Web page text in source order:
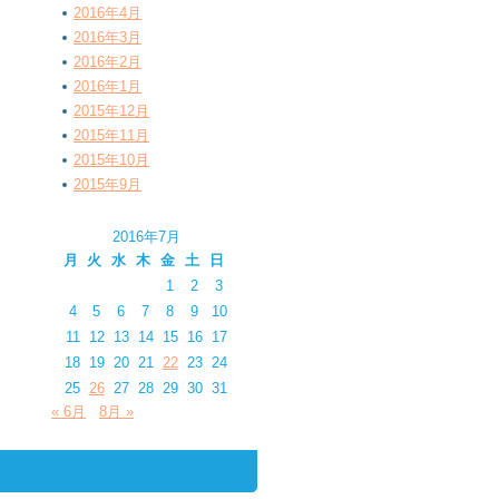
2016年4月
2016年3月
2016年2月
2016年1月
2015年12月
2015年11月
2015年10月
2015年9月
2016年7月
月
火 水 木 金 土
日
1
2
3
4
5 6 7 8 9
10
11
12 13 14 15 16
17
18 19 20 21 22 23 24
25 26 27 28 29 30 31
« 6月
8月 »